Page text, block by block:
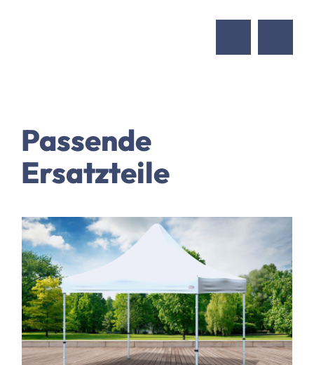
Passende
Ersatzteile